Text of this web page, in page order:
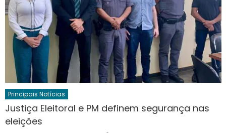
Principais Notícias
Justiça Eleitoral e PM definem segurança nas
eleições